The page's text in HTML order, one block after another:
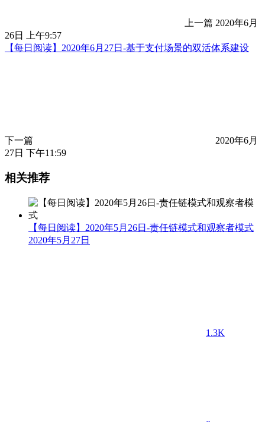
上一篇 2020年6月
26日 上午9:57
【每日阅读】2020年6月27日-基于支付场景的双活体系建设
下一篇
2020年6月
27日 下午11:59
相关推荐
【每日阅读】2020年5月26日-责任链模式和观察者模式
2020年5月27日
1.3K